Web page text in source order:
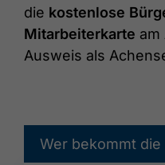
die kostenlose
Mitarbeiterkarte am
Ausweis als
Wer bekommt die